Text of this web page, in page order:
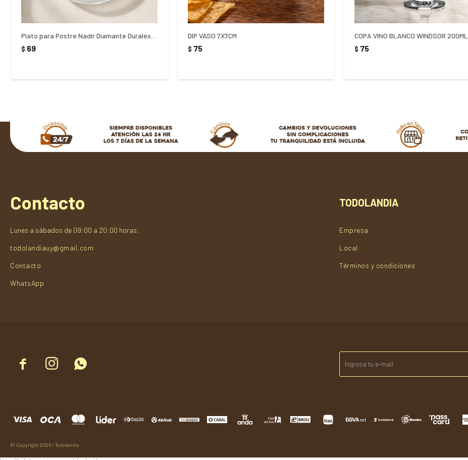
$ 69
DIP VASO 7X7CM
$ 75
COPA VINO BLANCO WINDSOR 200ML
$ 75
  
Contacto
Lunes a sábados de 09:00 a 20:00 horas.
todolandiauy@gmail.com
Contacto
WhatsApp
TODOLANDIA
Empresa
Local
Términos y condiciones
© Copyright 2026 / Todolandia